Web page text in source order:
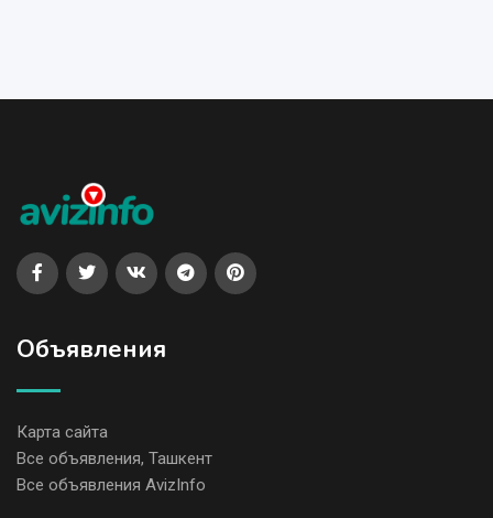
Объявления
Карта сайта
Все объявления, Ташкент
Все объявления AvizInfo